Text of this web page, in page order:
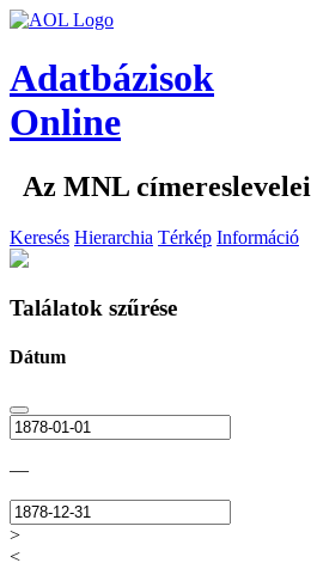
Adatbázisok
Online
Az MNL címereslevelei
Keresés Hierarchia Térkép Információ
Találatok szűrése
Dátum
—
>
<